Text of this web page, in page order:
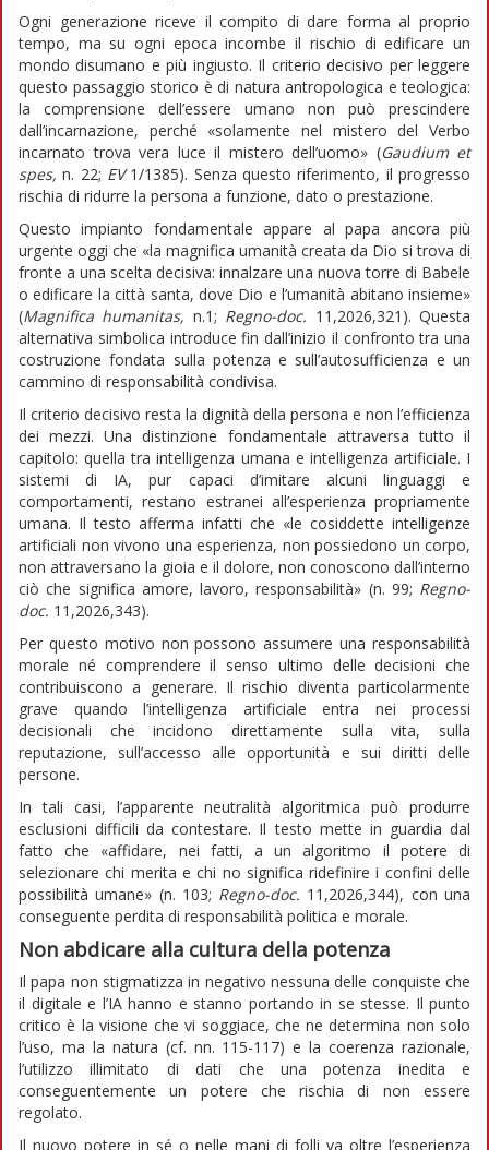
Ogni generazione riceve il compito di dare forma al proprio
tempo, ma su ogni epoca incombe il rischio di edificare un
mondo disumano e più ingiusto. Il criterio decisivo per leggere
questo passaggio storico è di natura antropologica e teologica:
la comprensione dell’essere umano non può prescindere
dall’incarnazione, perché «solamente nel mistero del Verbo
incarnato trova vera luce il mistero dell’uomo» (Gaudium et
spes, n. 22; EV1/1385). Senza questo riferimento, il progresso
rischia di ridurre la persona a funzione, dato o prestazione.
Questo impianto fondamentale appare al papa ancora più
urgente oggi che «la magnifica umanità creata da Dio si trova di
fronte a una scelta decisiva: innalzare una nuova torre di Babele
o edificare la città santa, dove Dio e l’umanità abitano insieme»
(Magnifica humanitas, n.1; Regno-doc. 11,2026,321). Questa
alternativa simbolica introduce fin dall’inizio il confronto tra una
costruzione fondata sulla potenza e sull’autosufficienza e un
cammino di responsabilità condivisa.
Il criterio decisivo resta la dignità della persona e non l’efficienza
dei mezzi. Una distinzione fondamentale attraversa tutto il
capitolo: quella tra intelligenza umana e intelligenza artificiale. I
sistemi di IA, pur capaci d’imitare alcuni linguaggi e
comportamenti, restano estranei all’esperienza propriamente
umana. Il testo afferma infatti che «le cosiddette intelligenze
artificiali non vivono una esperienza, non possiedono un corpo,
non attraversano la gioia e il dolore, non conoscono dall’interno
ciò che significa amore, lavoro, responsabilità» (n. 99; Regno-
doc. 11,2026,343).
Per questo motivo non possono assumere una responsabilità
morale né comprendere il senso ultimo delle decisioni che
contribuiscono a generare. Il rischio diventa particolarmente
grave quando l’intelligenza artificiale entra nei processi
decisionali che incidono direttamente sulla vita, sulla
reputazione, sull’accesso alle opportunità e sui diritti delle
persone.
In tali casi, l’apparente neutralità algoritmica può produrre
esclusioni difficili da contestare. Il testo mette in guardia dal
fatto che «affidare, nei fatti, a un algoritmo il potere di
selezionare chi merita e chi no significa ridefinire i confini delle
possibilità umane» (n. 103; Regno-doc. 11,2026,344), con una
conseguente perdita di responsabilità politica e morale.
Non abdicare alla cultura della potenza
Il papa non stigmatizza in negativo nessuna delle conquiste che
il digitale e l’IA hanno e stanno portando in se stesse. Il punto
critico è la visione che vi soggiace, che ne determina non solo
l’uso, ma la natura (cf. nn. 115-117) e la coerenza razionale,
l’utilizzo illimitato di dati che una potenza inedita e
conseguentemente un potere che rischia di non essere
regolato.
Il nuovo potere in sé o nelle mani di folli va oltre l’esperienza